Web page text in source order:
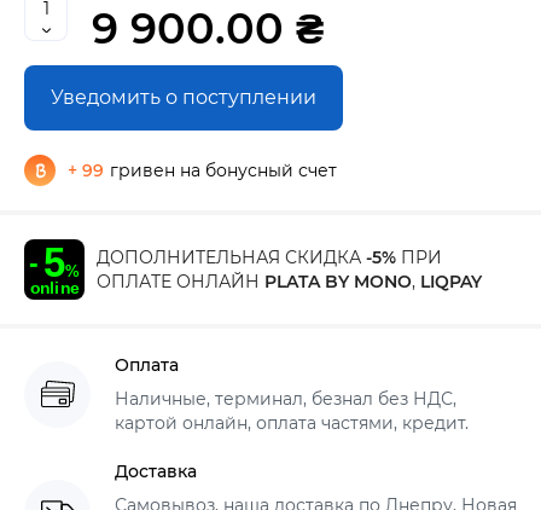
9 900.00 ₴
Уведомить о поступлении
+ 99 гривен на бонусный счет
ДОПОЛНИТЕЛЬНАЯ СКИДКА -5% ПРИ
ОПЛАТЕ ОНЛАЙН PLATA BY MONO, LIQPAY
Оплата
Наличные, терминал, безнал без НДС,
картой онлайн, оплата частями, кредит.
Доставка